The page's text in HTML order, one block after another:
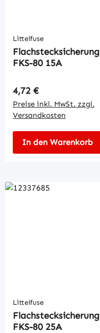
Littelfuse
Flachstecksicherung
FKS-80 15A
Regulärer Preis:
4,72 €
Preise inkl. MwSt. zzgl.
Versandkosten
In den Warenkorb
Littelfuse
Flachstecksicherung
FKS-80 25A